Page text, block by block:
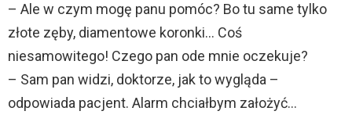
– Ale w czym mogę panu pomóc? Bo tu same tylko
złote zęby, diamentowe koronki… Coś
niesamowitego! Czego pan ode mnie oczekuje?
– Sam pan widzi, doktorze, jak to wygląda –
odpowiada pacjent. Alarm chciałbym założyć…